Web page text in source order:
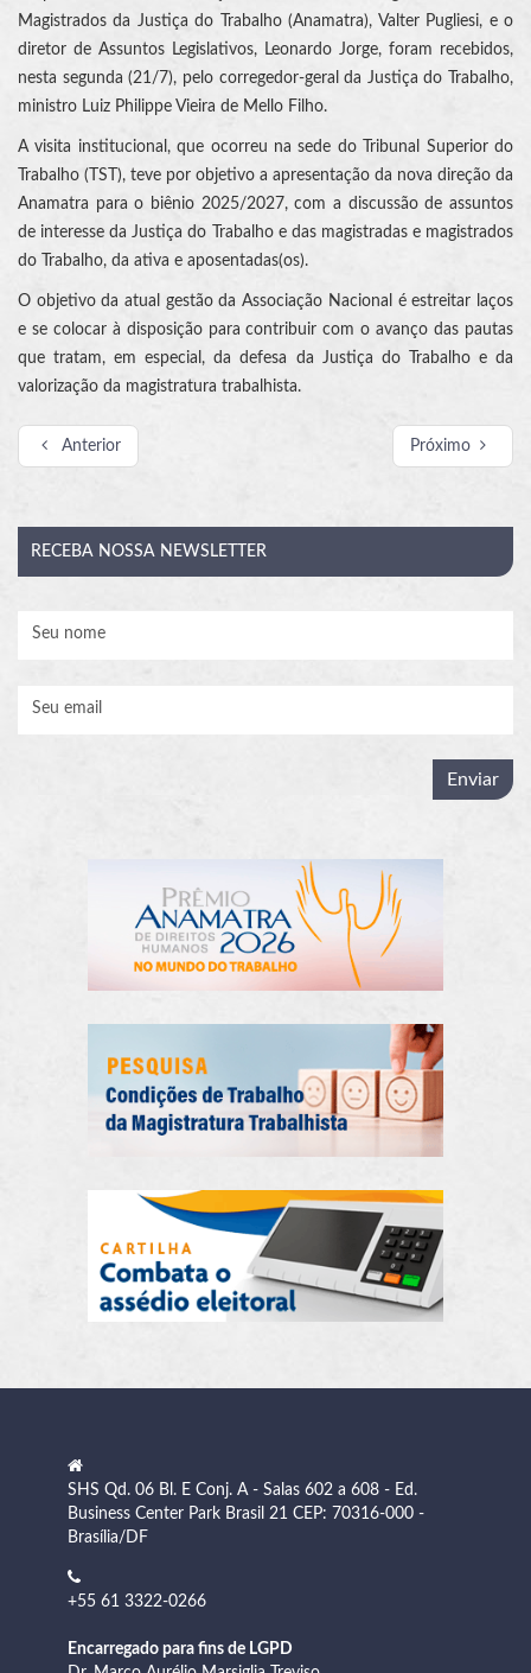
Magistrados da Justiça do Trabalho (Anamatra), Valter Pugliesi, e o
diretor de Assuntos Legislativos, Leonardo Jorge, foram recebidos,
nesta segunda (21/7), pelo corregedor-geral da Justiça do Trabalho,
ministro Luiz Philippe Vieira de Mello Filho.
A visita institucional, que ocorreu na sede do Tribunal Superior do
Trabalho (TST), teve por objetivo a apresentação da nova direção da
Anamatra para o biênio 2025/2027, com a discussão de assuntos
de interesse da Justiça do Trabalho e das magistradas e magistrados
do Trabalho, da ativa e aposentadas(os).
O objetivo da atual gestão da Associação Nacional é estreitar laços
e se colocar à disposição para contribuir com o avanço das pautas
que tratam, em especial, da defesa da Justiça do Trabalho e da
valorização da magistratura trabalhista.
Anterior Próximo
RECEBA NOSSA NEWSLETTER
SHS Qd. 06 Bl. E Conj. A - Salas 602 a 608 - Ed.
Business Center Park Brasil 21 CEP: 70316-000 -
Brasília/DF
+55 61 3322-0266
Encarregado para fins de LGPD